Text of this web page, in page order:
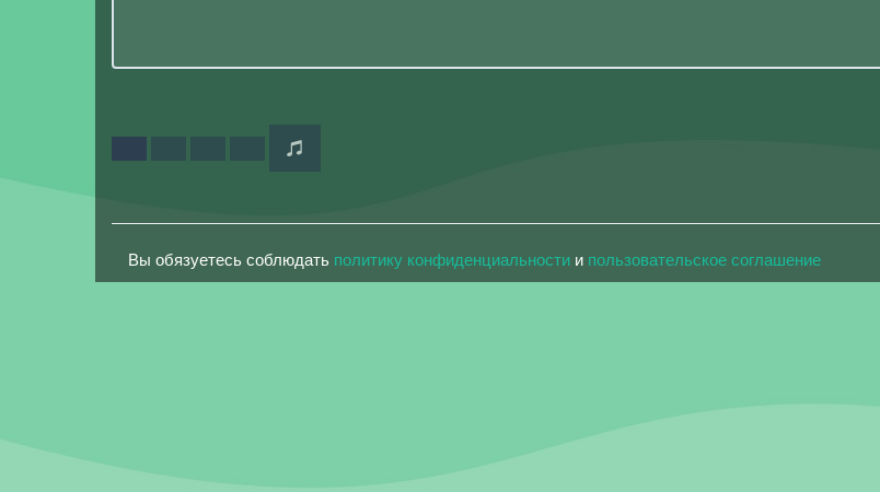
Вы обязуетесь соблюдать политику конфиденциальности и пользовательское соглашение